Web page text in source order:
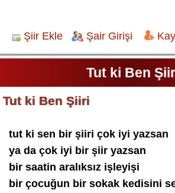
Şiir Ekle Şair Girişi
Tut ki Ben
Tut ki Ben Şiiri
tut ki sen bir şiiri çok iyi yazsan
ya da çok iyi bir şiir yazsan
bir saatin aralıksız işleyişi
bir çocuğun bir sokak kedisini